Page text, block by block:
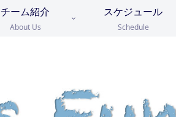
チーム紹介
About Us
スケジュール
Schedule